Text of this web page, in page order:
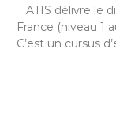
ATIS délivre le
France (niveau 1
C’est un cursus